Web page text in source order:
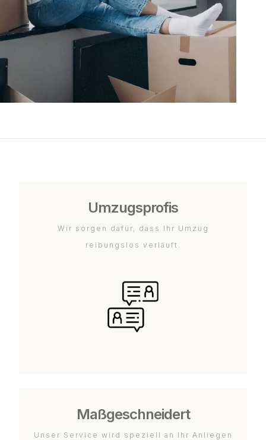
Umzugsprofis
Wir sorgen dafür, dass Ihr Umzug
reibungslos verläuft.
Maßgeschneidert
Unser Service wird speziell an Ihr Anliegen